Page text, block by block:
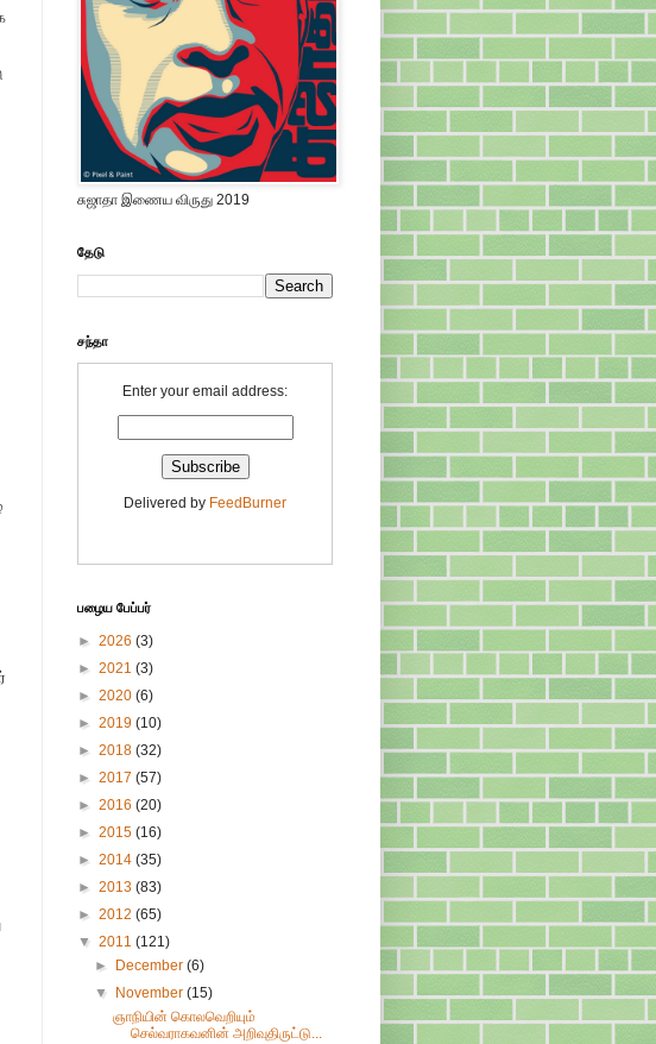
சுஜாதா இணைய விருது 2019
தேடு
சந்தா
Enter your email address:
Delivered by FeedBurner
பழைய பேப்பர்
► 2026 (3)
► 2021 (3)
► 2020 (6)
► 2019 (10)
► 2018 (32)
► 2017 (57)
► 2016 (20)
► 2015 (16)
► 2014 (35)
► 2013 (83)
► 2012 (65)
▼ 2011 (121)
►
December(6)
▼
November(15)
ஞாநியின் கொலவெறியும்
செல்வராகவனின் அறிவுதிருட்டு...